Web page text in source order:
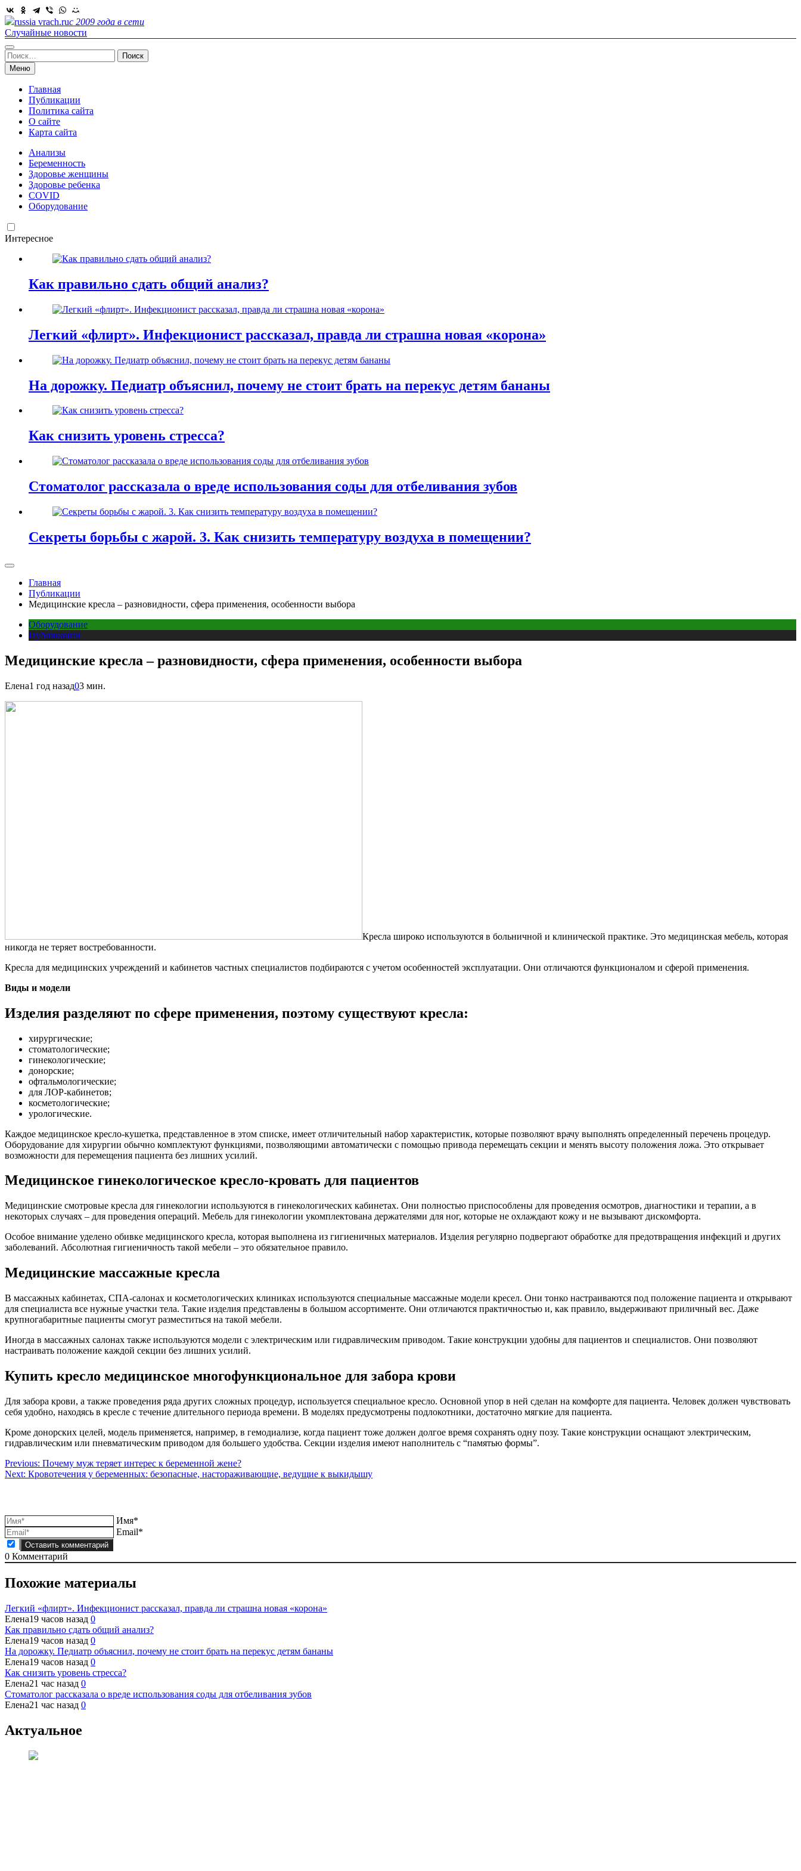
Skip
to
content
russia vrach.ruс 2009 года в сети
Случайные новости
Найти:
Меню
Главная
Публикации
Политика сайта
О сайте
Карта сайта
Анализы
Беременность
Здоровье женщины
Здоровье ребенка
COVID
Оборудование
Интересное
Как правильно сдать общий анализ?
Легкий «флирт». Инфекционист рассказал, правда ли страшна новая «корона»
На дорожку. Педиатр объяснил, почему не стоит брать на перекус детям бананы
Как снизить уровень стресса?
Стоматолог рассказала о вреде использования соды для отбеливания зубов
Секреты борьбы с жарой. 3. Как снизить температуру воздуха в помещении?
Главная
Публикации
Медицинские кресла – разновидности, сфера применения, особенности выбора
Оборудование
Публикации
Медицинские кресла – разновидности, сфера применения, особенности выбора
Елена1 год назад03 мин.
Кресла широко используются в больничной и клинической практике. Это медицинская мебель, которая
никогда не теряет востребованности.
Кресла для медицинских учреждений и кабинетов частных специалистов подбираются с учетом особенностей эксплуатации. Они отличаются функционалом и сферой применения.
Виды и модели
Изделия разделяют по сфере применения, поэтому существуют кресла:
хирургические;
стоматологические;
гинекологические;
донорские;
офтальмологические;
для ЛОР-кабинетов;
косметологические;
урологические.
Каждое медицинское кресло-кушетка, представленное в этом списке, имеет отличительный набор характеристик, которые позволяют врачу выполнять определенный перечень процедур.
Оборудование для хирургии обычно комплектуют функциями, позволяющими автоматически с помощью привода перемещать секции и менять высоту положения ложа. Это открывает
возможности для перемещения пациента без лишних усилий.
Медицинское гинекологическое кресло-кровать для пациентов
Медицинские смотровые кресла для гинекологии используются в гинекологических кабинетах. Они полностью приспособлены для проведения осмотров, диагностики и терапии, а в
некоторых случаях – для проведения операций. Мебель для гинекологии укомплектована держателями для ног, которые не охлаждают кожу и не вызывают дискомфорта.
Особое внимание уделено обивке медицинского кресла, которая выполнена из гигиеничных материалов. Изделия регулярно подвергают обработке для предотвращения инфекций и других
заболеваний. Абсолютная гигиеничность такой мебели – это обязательное правило.
Медицинские массажные кресла
В массажных кабинетах, СПА-салонах и косметологических клиниках используются специальные массажные модели кресел. Они тонко настраиваются под положение пациента и открывают
для специалиста все нужные участки тела. Такие изделия представлены в большом ассортименте. Они отличаются практичностью и, как правило, выдерживают приличный вес. Даже
крупногабаритные пациенты смогут разместиться на такой мебели.
Иногда в массажных салонах также используются модели с электрическим или гидравлическим приводом. Такие конструкции удобны для пациентов и специалистов. Они позволяют
настраивать положение каждой секции без лишних усилий.
Купить кресло медицинское многофункциональное для забора крови
Для забора крови, а также проведения ряда других сложных процедур, используется специальное кресло. Основной упор в ней сделан на комфорте для пациента. Человек должен чувствовать
себя удобно, находясь в кресле с течение длительного периода времени. В моделях предусмотрены подлокотники, достаточно мягкие для пациента.
Кроме донорских целей, модель применяется, например, в гемодиализе, когда пациент тоже должен долгое время сохранять одну позу. Такие конструкции оснащают электрическим,
гидравлическим или пневматическим приводом для большего удобства. Секции изделия имеют наполнитель с “памятью формы”.
Навигация
по
Previous: Почему муж теряет интерес к беременной жене?
Next: Кровотечения у беременных: безопасные, настораживающие, ведущие к выкидышу
Имя*
Email*
0 Комментарий
Похожие материалы
Легкий «флирт». Инфекционист рассказал, правда ли страшна новая «корона»
Елена19 часов назад 0
Как правильно сдать общий анализ?
Елена19 часов назад 0
На дорожку. Педиатр объяснил, почему не стоит брать на перекус детям бананы
Елена19 часов назад 0
Как снизить уровень стресса?
Елена21 час назад 0
Стоматолог рассказала о вреде использования соды для отбеливания зубов
Елена21 час назад 0
Актуальное